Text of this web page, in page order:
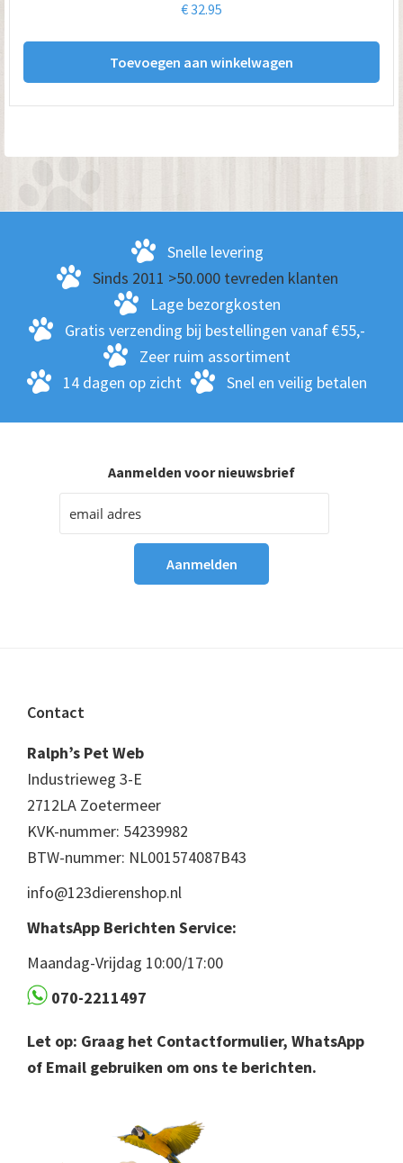
€32.95
Toevoegen aan winkelwagen
Snelle levering
Sinds 2011 >50.000 tevreden klanten
Lage bezorgkosten
Gratis verzending bij bestellingen vanaf €55,-
Zeer ruim assortiment
14 dagen op zicht
Snel en veilig betalen
Aanmelden voor nieuwsbrief
Footer
Contact
Ralph’s Pet Web
Industrieweg 3-E
2712LA Zoetermeer
KVK-nummer: 54239982
BTW-nummer: NL001574087B43
info@123dierenshop.nl
WhatsApp Berichten Service:
Maandag-Vrijdag 10:00/17:00
070-2211497
Let op: Graag het Contactformulier, WhatsApp
of Email gebruiken om ons te berichten.